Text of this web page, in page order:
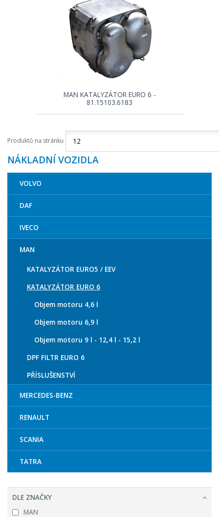
MAN KATALYZÁTOR EURO 6 -
81.15103.6183
Produktů na stránku
NÁKLADNÍ VOZIDLA
VOLVO
DAF
IVECO
MAN
KATALYZÁTOR EURO5 / EEV
KATALYZÁTOR EURO 6
Objem motoru 4,6 l
Objem motoru 6,9 l
Objem motoru 9 l - 12,4 l - 15,2 l
DPF FILTR EURO 6
PŘÍSLUŠENSTVÍ
MERCEDES-BENZ
RENAULT
SCANIA
TATRA
DLE ZNAČKY
MAN